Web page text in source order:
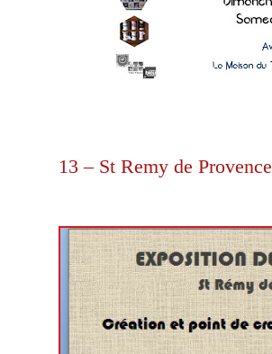
13 – St Remy de Provence